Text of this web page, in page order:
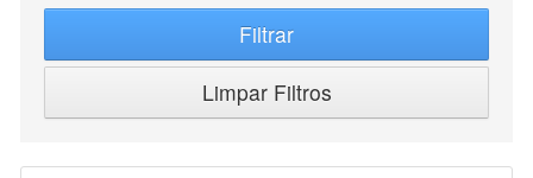
Filtrar
Limpar Filtros